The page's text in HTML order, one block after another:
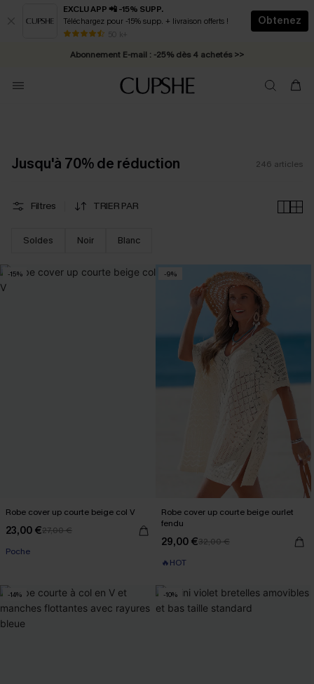
EXCLU APP 📲 -15% SUPP.
Téléchargez pour -15% supp. + livraison offerts !
50 k+
Obtenez
* Livraison éclair 2-3 jours ouvrés >>
Abonnement E-mail : -25% dès 4 achetés >>
Jusqu'à 70% de réduction 246 articles
Filtres TRIER PAR
Soldes Noir Blanc
-15%
Robe cover up courte beige col V
23,00 €27,00 €
Poche
-9%
Robe cover up courte beige ourlet
fendu
29,00 €32,00 €
🔥HOT
-14% -10%